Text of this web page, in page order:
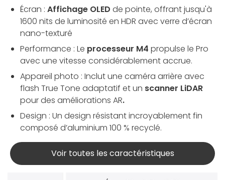
Écran : Affichage OLED de pointe, offrant jusqu'à
1600 nits de luminosité en HDR avec verre d’écran
nano-texturé
Performance : Le processeur M4 propulse le Pro
avec une vitesse considérablement accrue.
Appareil photo : Inclut une caméra arrière avec
flash True Tone adaptatif et un scanner LiDAR
pour des améliorations AR.
Design : Un design résistant incroyablement fin
composé d’aluminium 100 % recyclé.
Voir toutes les caractéristiques